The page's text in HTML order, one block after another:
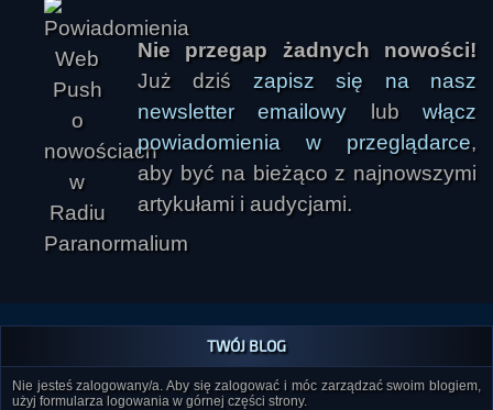
Nie przegap żadnych nowości!
Już dziś zapisz się na nasz
newsletter emailowy lubwłącz
powiadomienia w przeglądarce,
aby być na bieżąco z najnowszymi
artykułami i audycjami.
TWÓJ BLOG
Nie jesteś zalogowany/a. Aby się zalogować i móc zarządzać swoim blogiem,
użyj formularza logowania w górnej części strony.